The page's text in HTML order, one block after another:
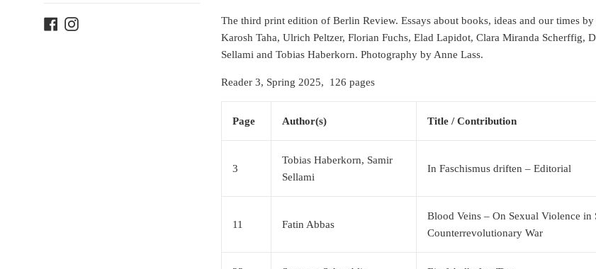
FacebookInstagram
The third print edition of Berlin Review. Essays about books, ideas and our times
Karosh Taha, Ulrich Peltzer, Florian Fuchs, Elad Lapidot, Clara Miranda Scherffig,
Sellami and Tobias Haberkorn. Photography by Anne Lass.
Reader 3, Spring 2025, 126 pages
Page Author(s) Title / Contribution
3
Tobias Haberkorn, Samir
Sellami
In Faschismus driften – Editorial
11 Fatin Abbas
Blood Veins – On Sexual Violence in
Counterrevolutionary War